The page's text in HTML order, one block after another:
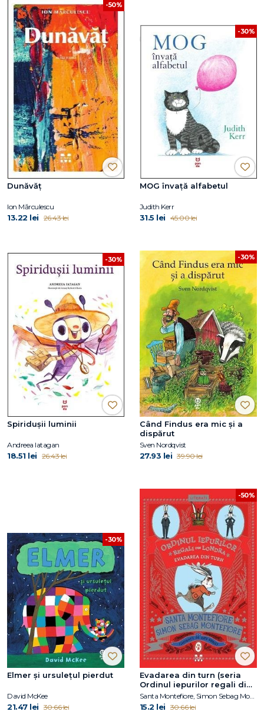
-50%
Dunăvăț
Ion Mărculescu
13.22 lei 26.43 lei
-30%
MOG învaţă alfabetul
Judith Kerr
31.5 lei 45.00 lei
-30%
Spiridușii luminii
Andreea Iatagan
18.51 lei 26.43 lei
-30%
Când Findus era mic și a
dispărut
Sven Nordqvist
27.93 lei 39.90 lei
-30%
Elmer și ursulețul pierdut
David McKee
21.47 lei 30.66 lei
-50%
Evadarea din turn (seria
Ordinul iepurilor regali din
Londra, vol. 2)
Santa Montefiore, Simon Sebag Montefiore
15.2 lei 30.66 lei